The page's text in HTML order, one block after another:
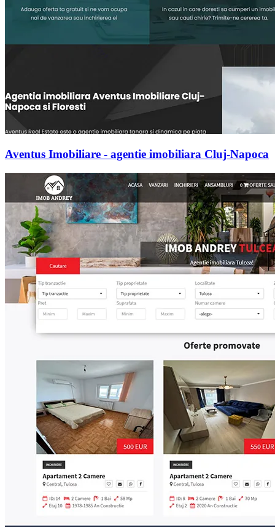
Aventus Imobiliare - agentie imobiliara Cluj-Napoca